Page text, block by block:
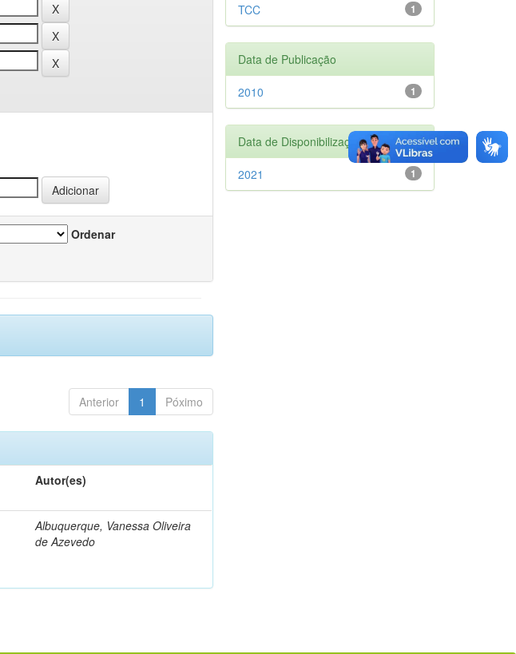
Ordenar
Anterior 1 Póximo
Autor(es)
Albuquerque, Vanessa Oliveira
de Azevedo
1
TCC
Data de Publicação
1
2010
Data de Disponibilização
1
2021